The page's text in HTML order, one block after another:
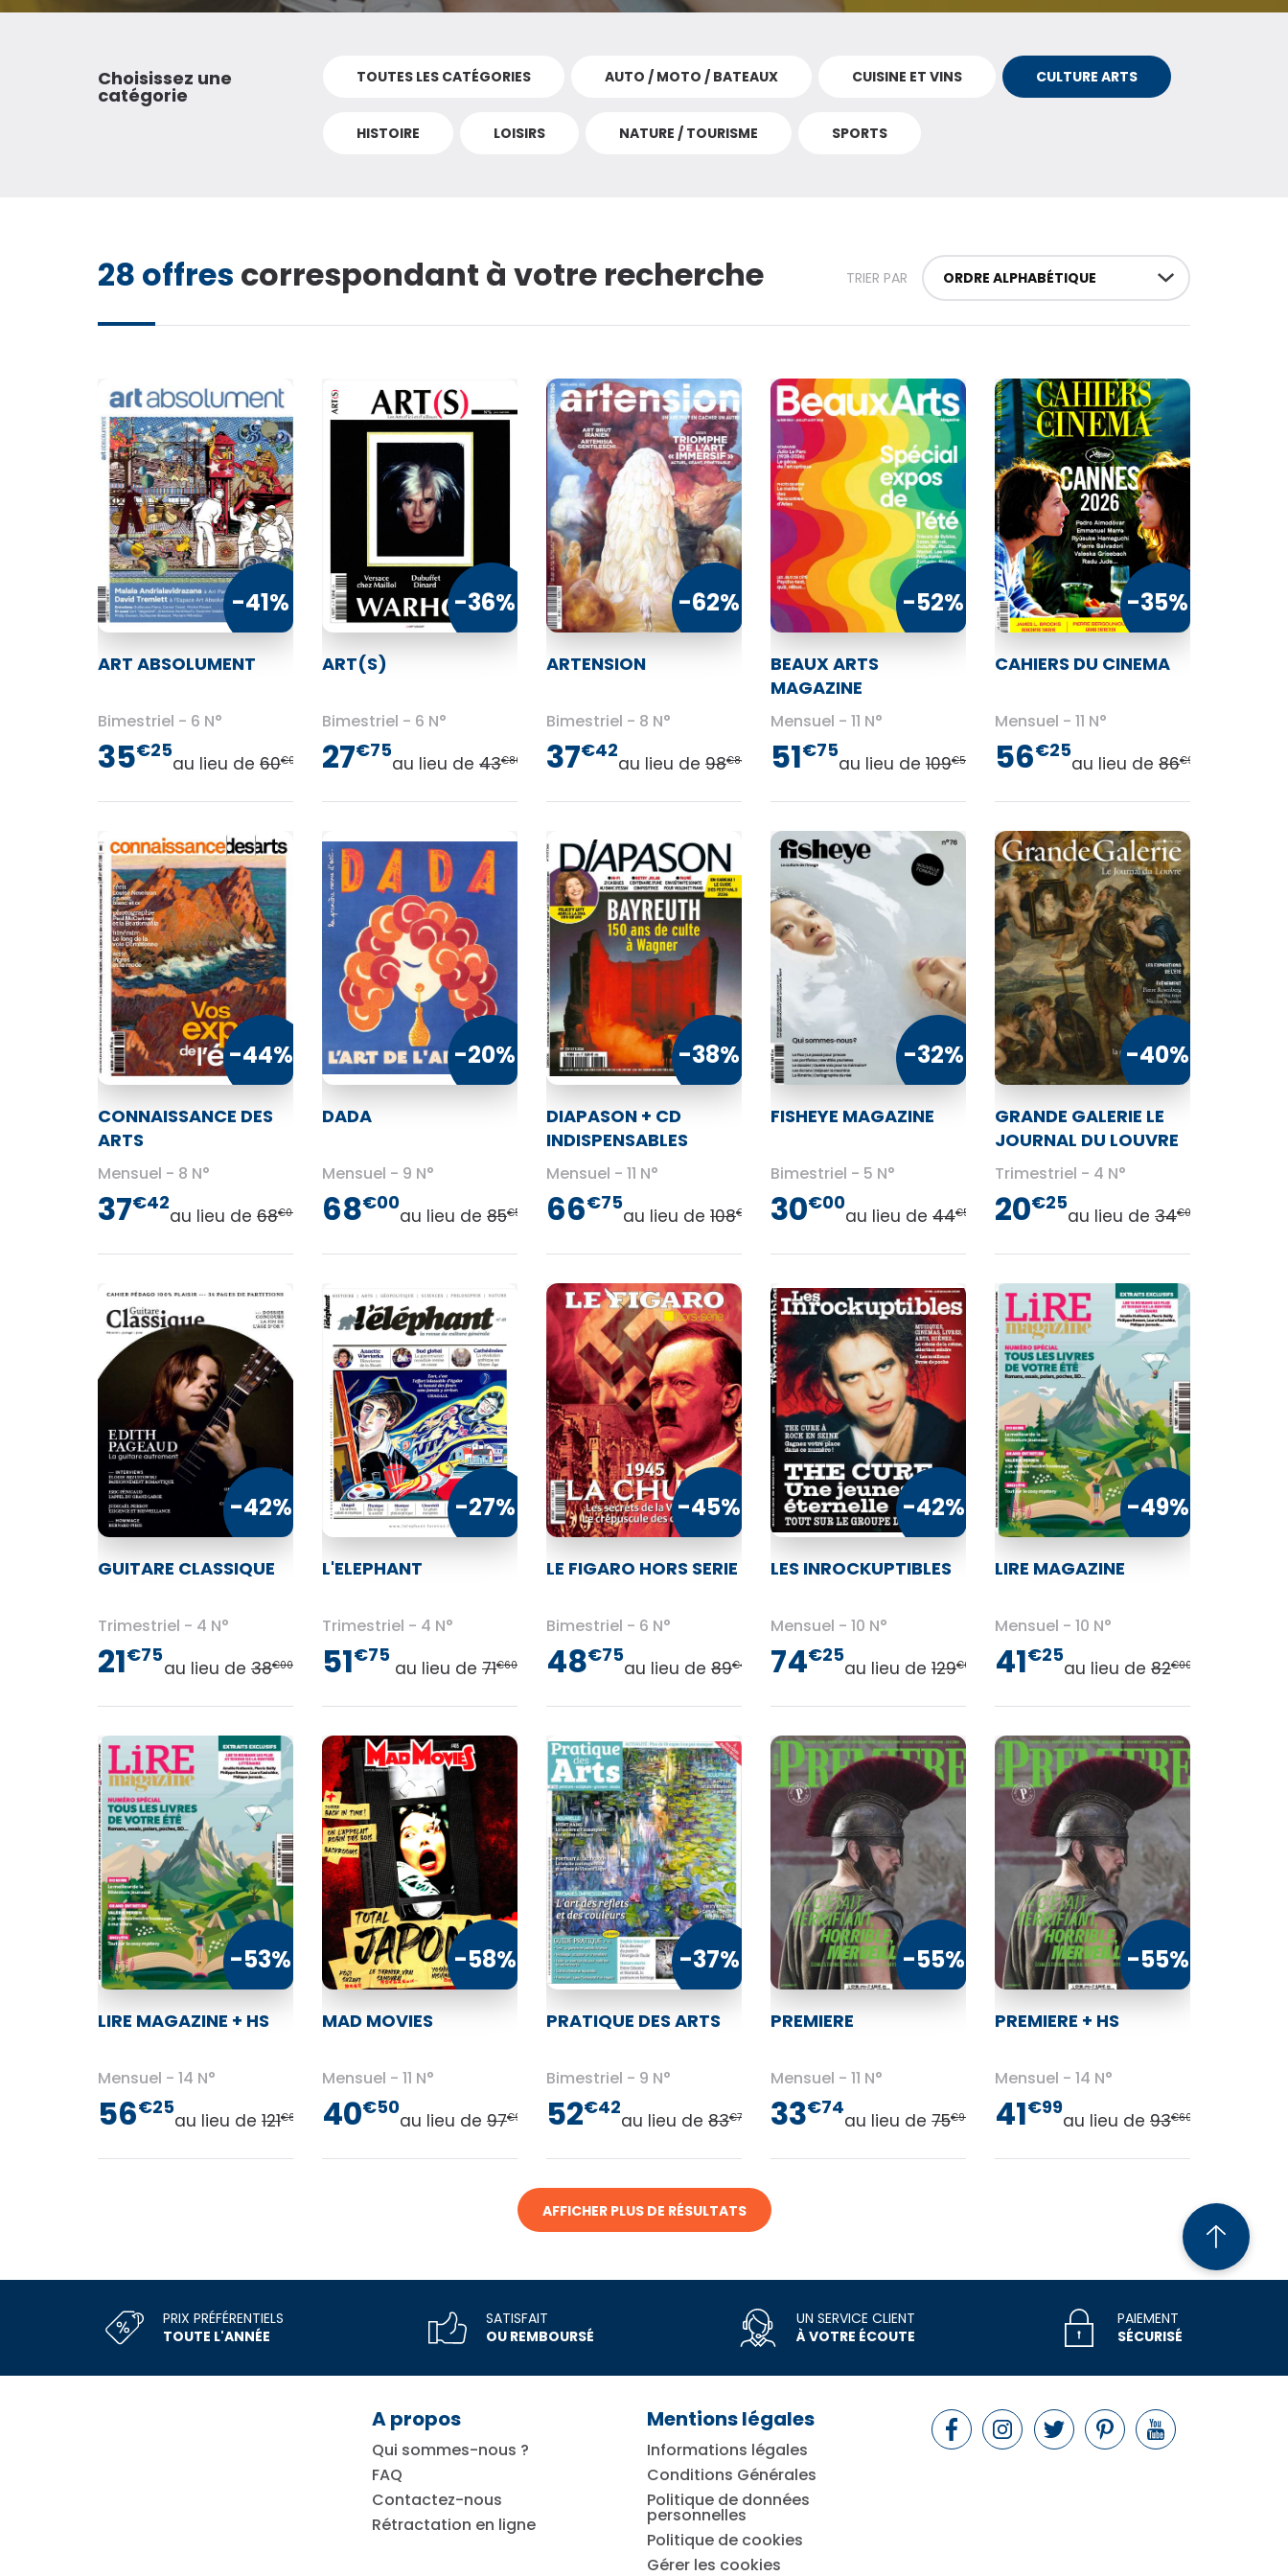
Presse Professionnelle
Choisissez une
catégorie
TOUTES LES CATÉGORIES AUTO / MOTO / BATEAUX CUISINE ET VINS CULTURE ARTS
HISTOIRE LOISIRS NATURE / TOURISME SPORTS
28 offres correspondant à votre recherche TRIER PAR ORDRE ALPHABÉTIQUE
-41%
ART ABSOLUMENT
Bimestriel 6 N°
35€25
au lieu de 60€00
-36%
ART(S)
Bimestriel 6 N°
27€75
au lieu de 43€80
-62%
ARTENSION
Bimestriel 8 N°
37€42
au lieu de 98€84
-52%
BEAUX ARTS
MAGAZINE
Mensuel 11 N°
51€75
au lieu de 109€50
-35%
CAHIERS DU CINEMA
Mensuel 11 N°
56€25
au lieu de 86€90
-44%
CONNAISSANCE DES
ARTS
Mensuel 8 N°
37€42
au lieu de 68€00
-20%
DADA
Mensuel 9 N°
68€00
au lieu de 85€50
-38%
DIAPASON + CD
INDISPENSABLES
Mensuel 11 N°
66€75
au lieu de 108€90
-32%
FISHEYE MAGAZINE
Bimestriel 5 N°
30€00
au lieu de 44€50
-40%
GRANDE GALERIE LE
JOURNAL DU LOUVRE
Trimestriel 4 N°
20€25
au lieu de 34€00
-42%
GUITARE CLASSIQUE
Trimestriel 4 N°
21€75
au lieu de 38€00
-27%
L'ELEPHANT
Trimestriel 4 N°
51€75
au lieu de 71€60
-45%
LE FIGARO HORS SERIE
Bimestriel 6 N°
48€75
au lieu de 89€40
-42%
LES INROCKUPTIBLES
Mensuel 10 N°
74€25
au lieu de 129€00
-49%
LIRE MAGAZINE
Mensuel 10 N°
41€25
au lieu de 82€00
-53%
LIRE MAGAZINE + HS
Mensuel 14 N°
56€25
au lieu de 121€60
-58%
MAD MOVIES
Mensuel 11 N°
40€50
au lieu de 97€90
-37%
PRATIQUE DES ARTS
Bimestriel 9 N°
52€42
au lieu de 83€70
-55%
PREMIERE
Mensuel 11 N°
33€74
au lieu de 75€90
-55%
PREMIERE + HS
Mensuel 14 N°
41€99
au lieu de 93€60
AFFICHER PLUS DE RÉSULTATS
36
au lieu de81€40
PRIX PRÉFÉRENTIELS
TOUTE L'ANNÉE
SATISFAIT
OU REMBOURSÉ
UN SERVICE CLIENT
À VOTRE ÉCOUTE
PAIEMENT
SÉCURISÉ
A propos
Qui sommes-nous ?
FAQ
Contactez-nous
Rétractation en ligne
Mentions légales
Informations légales
Conditions Générales
Politique de données
personnelles
Politique de cookies
Gérer les cookies